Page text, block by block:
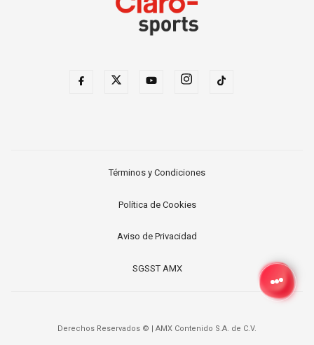
Términos y Condiciones
Política de Cookies
Aviso de Privacidad
SGSST AMX
Derechos Reservados © AMX Contenido S.A. de C.V.